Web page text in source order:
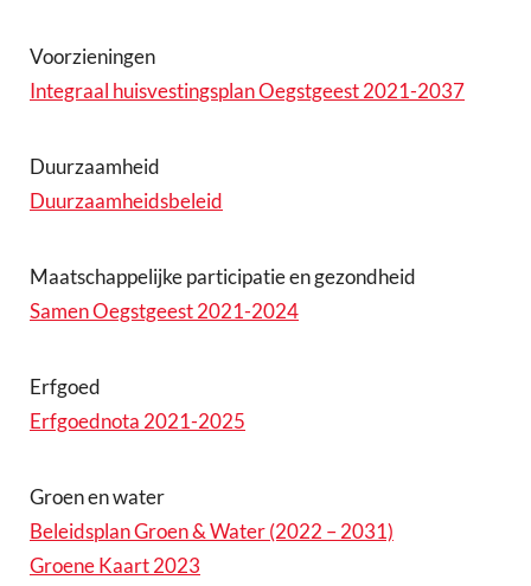
Voorzieningen
Integraal huisvestingsplan Oegstgeest 2021-2037
Duurzaamheid
Duurzaamheidsbeleid
Maatschappelijke participatie en gezondheid
Samen Oegstgeest 2021-2024
Erfgoed
Erfgoednota 2021-2025
Groen en water
Beleidsplan Groen & Water (2022 – 2031)
Groene Kaart 2023